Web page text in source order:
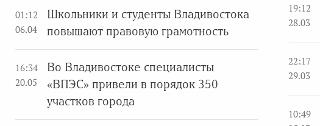
01:12
06.04
Школьники и студенты Владивостока
повышают правовую грамотность
16:34
20.05
Во Владивостоке специалисты
«ВПЭС» привели в порядок 350
участков города
19:12
28.03
22:17
29.03
10:49